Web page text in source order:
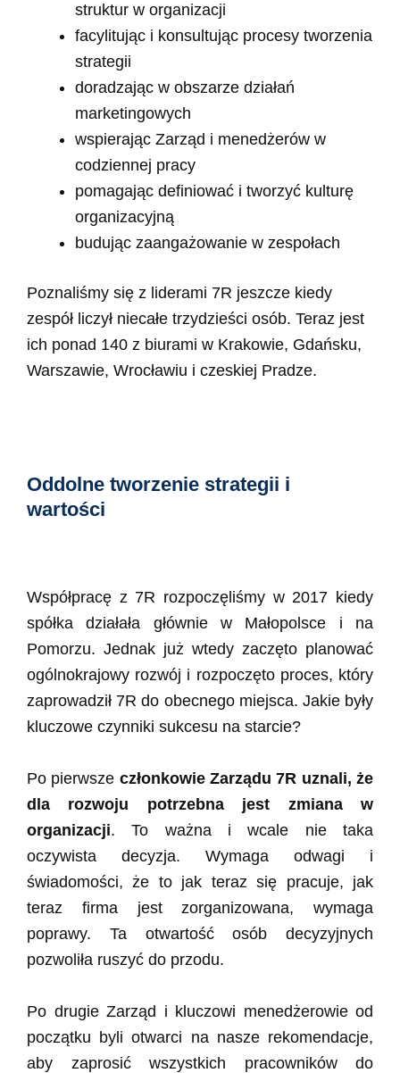
struktur w organizacji
facylitując i konsultując procesy tworzenia
strategii
doradzając w obszarze działań
marketingowych
wspierając Zarząd i menedżerów w
codziennej pracy
pomagając definiować i tworzyć kulturę
organizacyjną
budując zaangażowanie w zespołach
Poznaliśmy się z liderami 7R jeszcze kiedy
zespół liczył niecałe trzydzieści osób. Teraz jest
ich ponad 140 z biurami w Krakowie, Gdańsku,
Warszawie, Wrocławiu i czeskiej Pradze.
Oddolne tworzenie strategii i
wartości
Współpracę z 7R rozpoczęliśmy w 2017 kiedy
spółka działała głównie w Małopolsce i na
Pomorzu. Jednak już wtedy zaczęto planować
ogólnokrajowy rozwój i rozpoczęto proces, który
zaprowadził 7R do obecnego miejsca. Jakie były
kluczowe czynniki sukcesu na starcie?
Po pierwsze członkowie Zarządu 7R uznali, że
dla rozwoju potrzebna jest zmiana w
organizacji. To ważna i wcale nie taka
oczywista decyzja. Wymaga odwagi i
świadomości, że to jak teraz się pracuje, jak
teraz firma jest zorganizowana, wymaga
poprawy. Ta otwartość osób decyzyjnych
pozwoliła ruszyć do przodu.
Po drugie Zarząd i kluczowi menedżerowie od
początku byli otwarci na nasze rekomendacje,
aby zaprosić wszystkich pracowników do